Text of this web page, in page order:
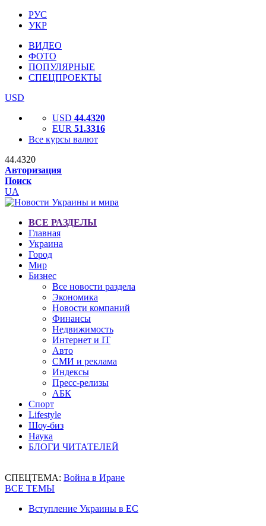
РУС
УКР
ВИДЕО
ФОТО
ПОПУЛЯРНЫЕ
СПЕЦПРОЕКТЫ
USD
USD 44.4320
EUR 51.3316
Все курсы валют
44.4320
Авторизация
Поиск
UA
ВСЕ РАЗДЕЛЫ
Главная
Украина
Город
Мир
Бизнес
Все новости раздела
Экономика
Новости компаний
Финансы
Недвижимость
Интернет и IT
Авто
СМИ и реклама
Индексы
Пресс-релизы
АБК
Спорт
Lifestyle
Шоу-биз
Наука
БЛОГИ ЧИТАТЕЛЕЙ
СПЕЦТЕМА: Война в Иране
ВСЕ ТЕМЫ
Вступление Украины в ЕС